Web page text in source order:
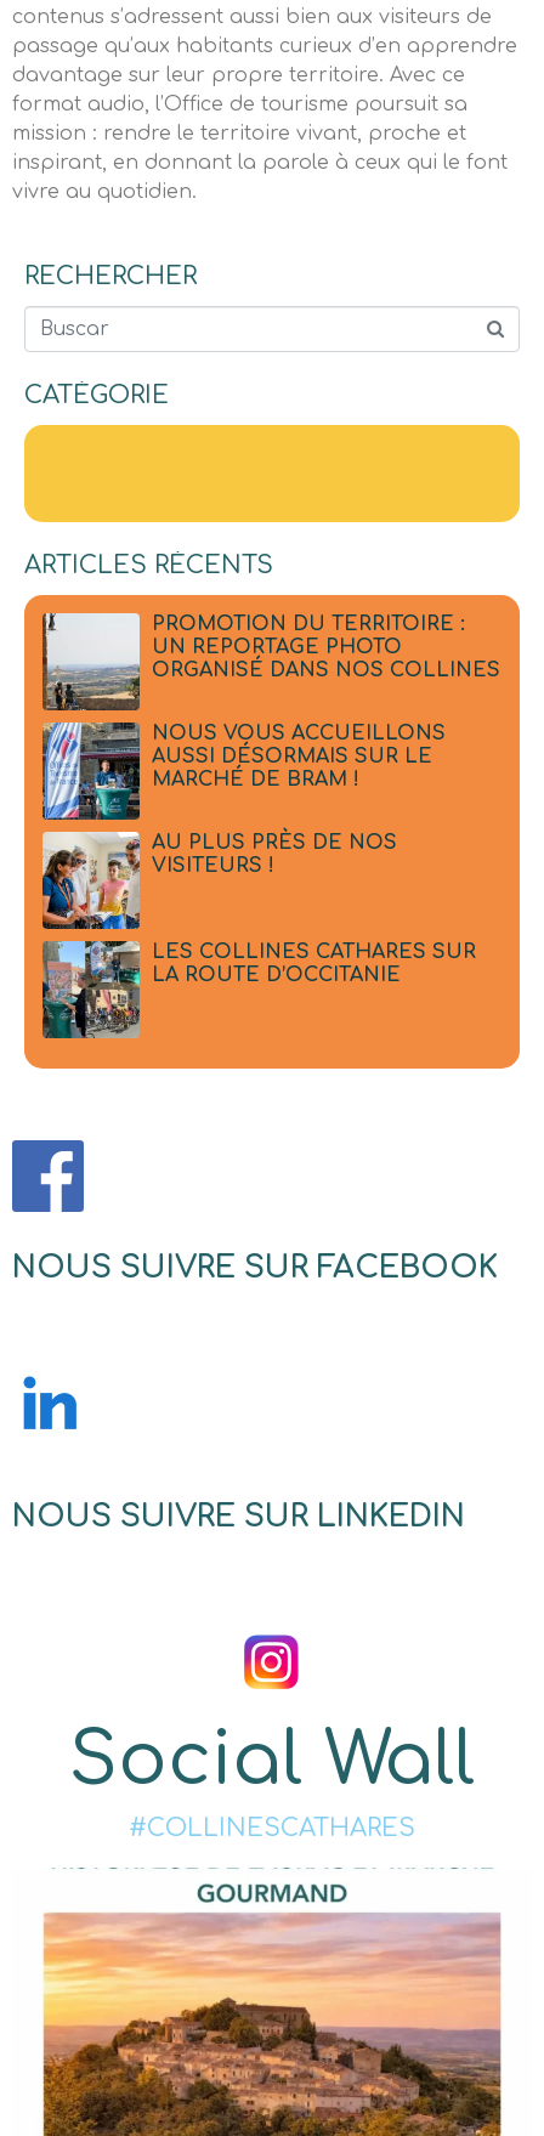
contenus s’adressent aussi bien aux visiteurs de
passage qu’aux habitants curieux d’en apprendre
davantage sur leur propre territoire. Avec ce
format audio, l’Office de tourisme poursuit sa
mission : rendre le territoire vivant, proche et
inspirant, en donnant la parole à ceux qui le font
vivre au quotidien.
RECHERCHER
Buscar
CATÉGORIE
ARTICLES RÉCENTS
PROMOTION DU TERRITOIRE :
UN REPORTAGE PHOTO
ORGANISÉ DANS NOS COLLINES
NOUS VOUS ACCUEILLONS
AUSSI DÉSORMAIS SUR LE
MARCHÉ DE BRAM !
AU PLUS PRÈS DE NOS
VISITEURS !
LES COLLINES CATHARES SUR
LA ROUTE D’OCCITANIE
NOUS SUIVRE SUR FACEBOOK
NOUS SUIVRE SUR LINKEDIN
Social Wall
#COLLINESCATHARES